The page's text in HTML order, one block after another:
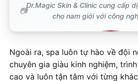
Dr.Magic Skin & Clinic cung cấp
cho nam giới với công
Ngoài ra, spa luôn tự hào về đội
chuyên gia giàu kinh nghiệm,
cao và luôn tận tâm với từng